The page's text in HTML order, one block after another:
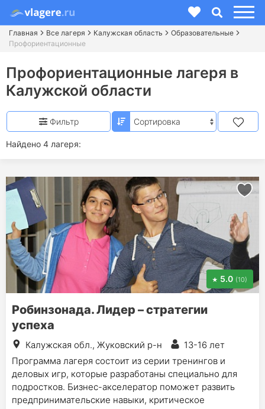
Главная Все лагеря Калужская область
Образовательные
Профориентационные
Профориентационные лагеря в
Калужской области
Найдено 4 лагеря:
Фильтр
5.0 (10)
Робинзонада. Лидер – стратегии
успеха
Калужская обл., Жуковский р-н
13-16 лет
Программа лагеря состоит из серии тренингов и
деловых игр, которые разработаны специально для
подростков. Бизнес-акселератор поможет развить
предпринимательские навыки, критическое